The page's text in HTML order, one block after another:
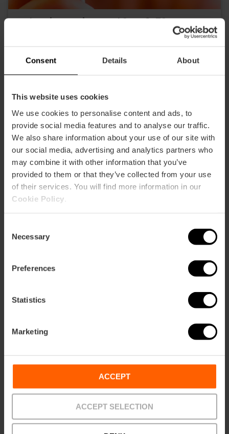
Consent Details About
This website uses cookies
We use cookies to personalise content and ads, to
provide social media features and to analyse our traffic.
We also share information about your use of our site with
our social media, advertising and analytics partners who
may combine it with other information that you’ve
provided to them or that they’ve collected from your use
of their services. You will find more information in our
Cookie Policy
Selection
Necessary
Preferences
Statistics
Marketing
ACCEPT
ACCEPT SELECTION
Valencia Tourist Card 24, 48, 72 ore
Sconto del 10% Web esclusivo
Biglietti combinati per l’Oceanogràfic e
4.7 - 45 recensioni
10% Sconto VLC Tourist Card
Da45,00 €